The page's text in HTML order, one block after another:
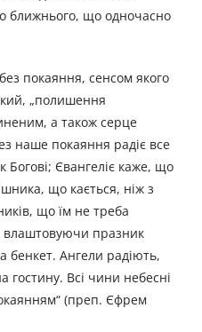
ближнього, що одночасно
покаяння, сенсом якого
„полишення
а також серце
наше покаяння радіє все
Богові; Євангеліє каже, що
що кається, ніж з
що їм не треба
влаштовуючи празник
бенкет. Ангели радіють,
гостину. Всі чини небесні
(преп. Єфрем